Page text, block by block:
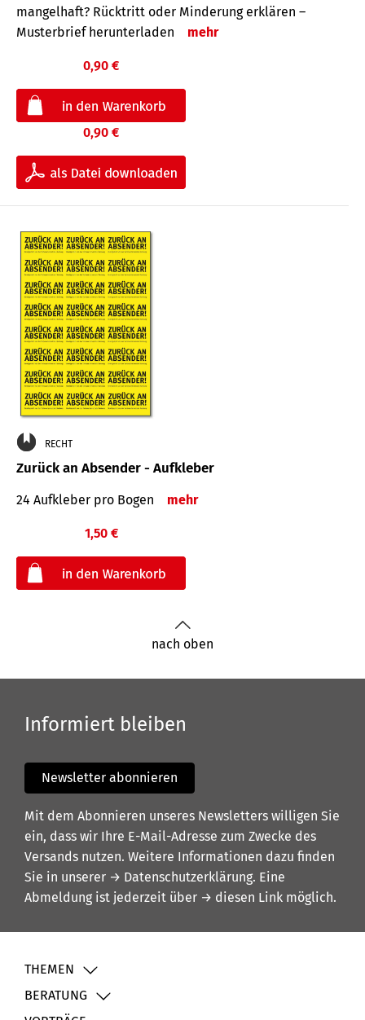
mangelhaft? Rücktritt oder Minderung erklären –
Musterbrief herunterladen
mehr
0,90 €
0,90 €
RECHT
Zurück an Absender - Aufkleber
24 Aufkleber pro Bogen mehr
1,50 €
nach oben
Informiert bleiben
Newsletter abonnieren
Mit dem Abonnieren unseres Newsletters willigen Sie
ein, dass wir Ihre E-Mail-Adresse zum Zwecke des
Versands nutzen. Weitere Informationen dazu finden
Sie in unserer → Datenschutzerklärung. Eine
Abmeldung ist jederzeit über → diesen Link möglich.
THEMEN
BERATUNG